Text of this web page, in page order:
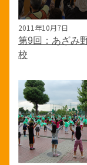
2011年10月7日
第9回：あざみ
校